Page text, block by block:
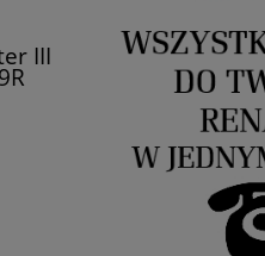
III